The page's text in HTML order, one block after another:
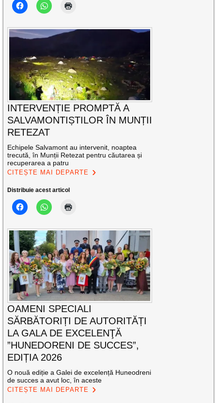
INTERVENȚIE PROMPTĂ A
SALVAMONTIȘTILOR ÎN MUNȚII
RETEZAT
Echipele Salvamont au intervenit, noaptea
trecută, în Munții Retezat pentru căutarea și
recuperarea a patru
CITEȘTE MAI DEPARTE
Distribuie acest articol
OAMENI SPECIALI
SĂRBĂTORIȚI DE AUTORITĂȚI
LA GALA DE EXCELENŢĂ
”HUNEDORENI DE SUCCES”,
EDIȚIA 2026
O nouă ediție a Galei de excelență Huneodreni
de succes a avut loc, în aceste
CITEȘTE MAI DEPARTE